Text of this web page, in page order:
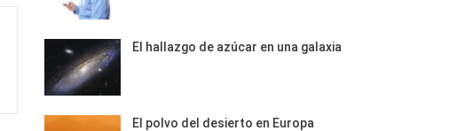
El hallazgo de azúcar en una galaxia
El polvo del desierto en Europa